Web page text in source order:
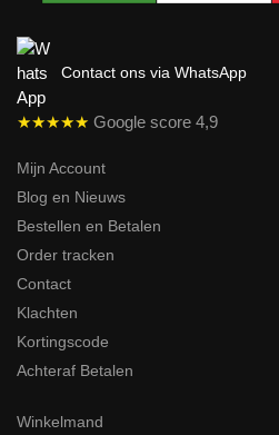
Contact ons via WhatsApp
★★★★★ Google score 4,9
Mijn Account
Blog en Nieuws
Bestellen en Betalen
Order tracken
Contact
Klachten
Kortingscode
Achteraf Betalen
Winkelmand